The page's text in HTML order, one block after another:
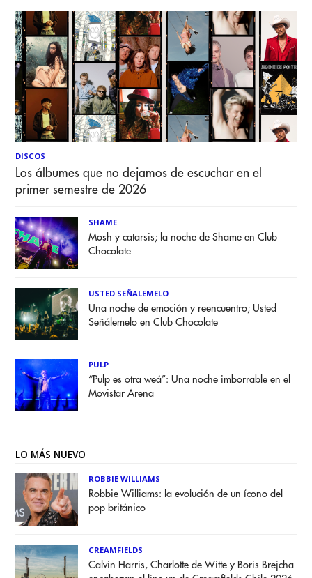
DISCOS
Los álbumes que no dejamos de escuchar en el
primer semestre de 2026
SHAME
Mosh y catarsis; la noche de Shame en Club
Chocolate
USTED SEÑALEMELO
Una noche de emoción y reencuentro; Usted
Señálemelo en Club Chocolate
PULP
“Pulp es otra weá”: Una noche imborrable en el
Movistar Arena
LO MÁS NUEVO
ROBBIE WILLIAMS
Robbie Williams: la evolución de un ícono del
pop británico
CREAMFIELDS
Calvin Harris, Charlotte de Witte y Boris Brejcha